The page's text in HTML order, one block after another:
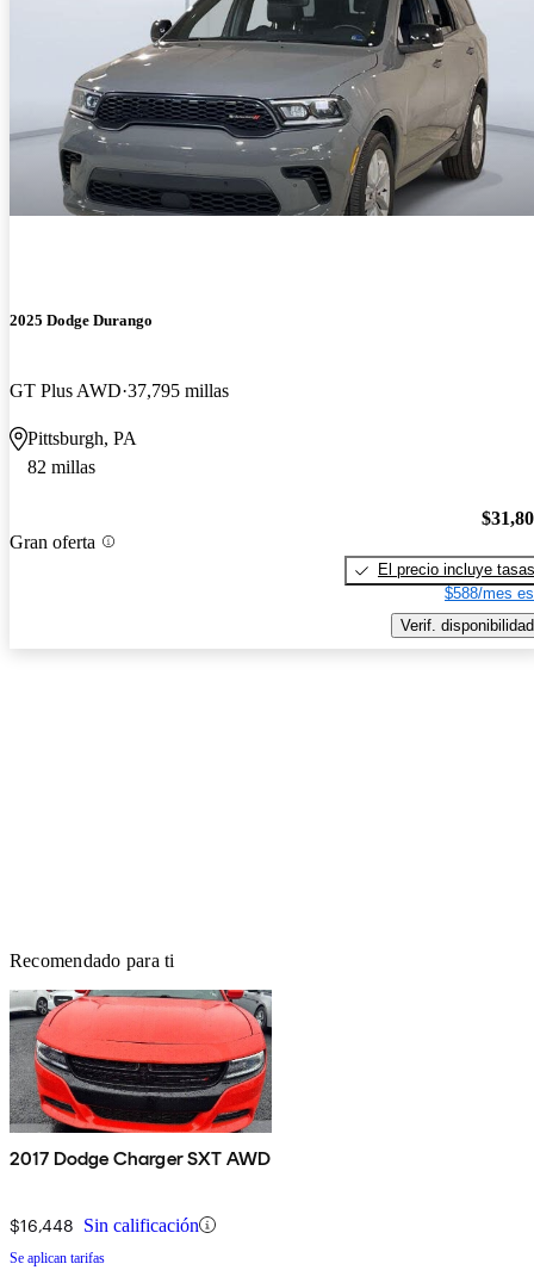
2025 Dodge Durango
GT Plus AWD 37,795 millas
Pittsburgh, PA
82 millas
Gran oferta
El precio incluye tasas
$588/mes
Verif. disponibilidad
Recomendado para ti
2017 Dodge Charger SXT AWD
$16,448 Sin calificación
Se aplican tarifas